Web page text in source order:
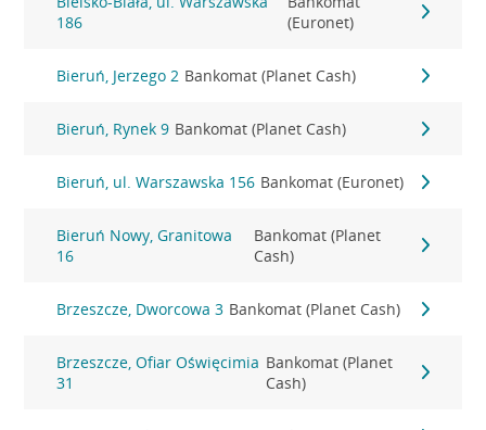
186
(Euronet)
Bieruń, Jerzego 2 Bankomat (Planet Cash)
Bieruń, Rynek 9 Bankomat (Planet Cash)
Bieruń, ul. Warszawska 156 Bankomat (Euronet)
Bieruń Nowy, Granitowa
16
Bankomat (Planet
Cash)
Brzeszcze, Dworcowa 3 Bankomat (Planet Cash)
Brzeszcze, Ofiar Oświęcimia
31
Bankomat (Planet
Cash)